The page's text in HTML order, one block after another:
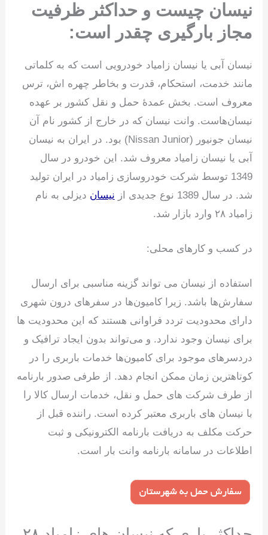
نیسان چیست و حداکثر ظرفیت
مجاز بارگیری چقدر است:
نیسان آبی یا نیسان زامیاد خودرویی است که به کلماتی
مانند خدمت، استحکام، قدرت و بخاطر چهره اش، ترس
معروف است. بخش عمدۀ حمل و نقل کشور بر عهده
نیسان‌هاست. وانت نیسان که در خارج از کشور نام آن
نیسان جونیور (Nissan Junior) بود. در ایران به نیسان
آبی یا نیسان زامیاد معروف شد. این خودرو در سال
1349 توسط شرکت خودروسازی زامیاد در ایران تولید
شد. در سال 1389 نوع جدیدی از
نیسان دیزلی به نام
زامیاد ۲۸ وارد بازار شد.
در کسب و کارهای محلی:
استفاده از نیسان می تواند گزینه مناسبی برای ارسال
سفارش‌ها باشد. زیرا کامیون‌ها در سفرهای درون شهری
دارای محدودیت تردد فراوانی هستند که این محدودیت‌ ها
برای نیسان وجود ندارد. و می‌تواند بدون ایجاد ترافیک و
دردسرهای موجود برای کامیون‌ها خدمات باربری را در
کوتاهترین زمان ممکن انجام دهد. از طرفی صدور بارنامه
از طرف شرکت های حمل و نقل، خدمات ارسال کالا را
با نیسان های باربری معتبر کرده است. راننده قبل از
حرکت مکلف به دریافت بارنامه الکترونیکی و ثبت
اطلاعات در سامانه بارنامه وانت بار است.